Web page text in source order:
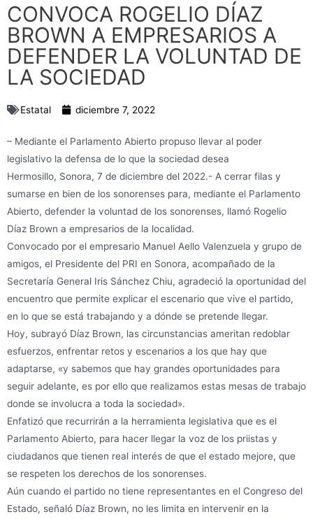
CONVOCA ROGELIO DÍAZ
BROWN A EMPRESARIOS A
DEFENDER LA VOLUNTAD DE
LA SOCIEDAD
Estatal diciembre 7, 2022
– Mediante el Parlamento Abierto propuso llevar al poder
legislativo la defensa de lo que la sociedad desea
Hermosillo, Sonora, 7 de diciembre del 2022.- A cerrar filas y
sumarse en bien de los sonorenses para, mediante el Parlamento
Abierto, defender la voluntad de los sonorenses, llamó Rogelio
Díaz Brown a empresarios de la localidad.
Convocado por el empresario Manuel Aello Valenzuela y grupo de
amigos, el Presidente del PRI en Sonora, acompañado de la
Secretaría General Iris Sánchez Chiu, agradeció la oportunidad del
encuentro que permite explicar el escenario que vive el partido,
en lo que se está trabajando y a dónde se pretende llegar.
Hoy, subrayó Díaz Brown, las circunstancias ameritan redoblar
esfuerzos, enfrentar retos y escenarios a los que hay que
adaptarse, «y sabemos que hay grandes oportunidades para
seguir adelante, es por ello que realizamos estas mesas de trabajo
donde se involucra a toda la sociedad».
Enfatizó que recurrirán a la herramienta legislativa que es el
Parlamento Abierto, para hacer llegar la voz de los priistas y
ciudadanos que tienen real interés de que el estado mejore, que
se respeten los derechos de los sonorenses.
Aún cuando el partido no tiene representantes en el Congreso del
Estado, señaló Díaz Brown, no les limita en intervenir en la